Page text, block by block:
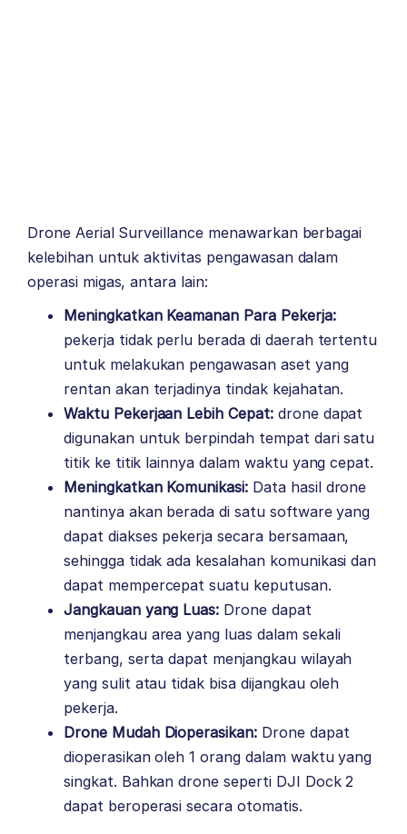
Drone Aerial Surveillance menawarkan berbagai
kelebihan untuk aktivitas pengawasan dalam
operasi migas, antara lain:
Meningkatkan Keamanan Para Pekerja:
pekerja tidak perlu berada di daerah tertentu
untuk melakukan pengawasan aset yang
rentan akan terjadinya tindak kejahatan.
Waktu Pekerjaan Lebih Cepat:drone dapat
digunakan untuk berpindah tempat dari satu
titik ke titik lainnya dalam waktu yang cepat.
Meningkatkan Komunikasi: Data hasil drone
nantinya akan berada di satu software yang
dapat diakses pekerja secara bersamaan,
sehingga tidak ada kesalahan komunikasi dan
dapat mempercepat suatu keputusan.
Jangkauan yang Luas: Drone dapat
menjangkau area yang luas dalam sekali
terbang, serta dapat menjangkau wilayah
yang sulit atau tidak bisa dijangkau oleh
pekerja.
Drone Mudah Dioperasikan: Drone dapat
dioperasikan oleh 1 orang dalam waktu yang
singkat. Bahkan drone seperti DJI Dock 2
dapat beroperasi secara otomatis.